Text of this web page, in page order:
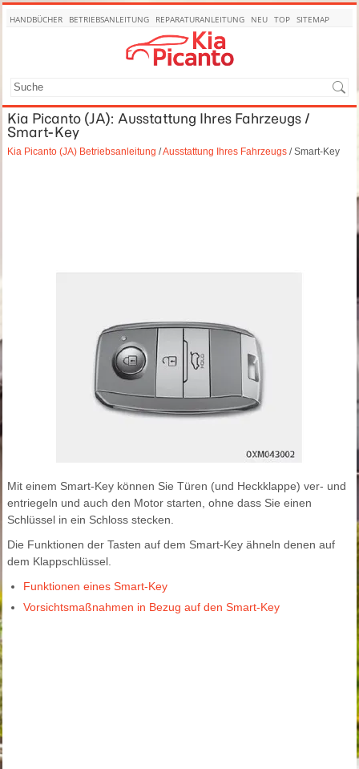
HANDBÜCHER BETRIEBSANLEITUNG REPARATURANLEITUNG NEU TOP SITEMAP
Kia Picanto (JA): Ausstattung Ihres Fahrzeugs /
Smart-Key
Kia Picanto (JA) Betriebsanleitung /Ausstattung Ihres Fahrzeugs / Smart-Key
Mit einem Smart-Key können Sie Türen (und Heckklappe) ver- und
entriegeln und auch den Motor starten, ohne dass Sie einen
Schlüssel in ein Schloss stecken.
Die Funktionen der Tasten auf dem Smart-Key ähneln denen auf
dem Klappschlüssel.
Funktionen eines Smart-Key
Vorsichtsmaßnahmen in Bezug auf den Smart-Key